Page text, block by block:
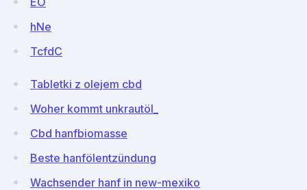
hNe
TcfdC
Tabletki z olejem cbd
Woher kommt unkrautöl_
Cbd hanfbiomasse
Beste hanfölentzündung
Wachsender hanf in new-mexiko